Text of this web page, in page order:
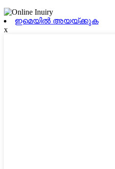
ഇമെയിൽ അയയ്ക്കുക
x